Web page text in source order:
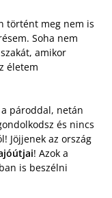
történt meg nem is
Soha nem
amikor
életem
pároddal, netán
és nincs
Jöjjenek az ország
! Azok a
is beszélni